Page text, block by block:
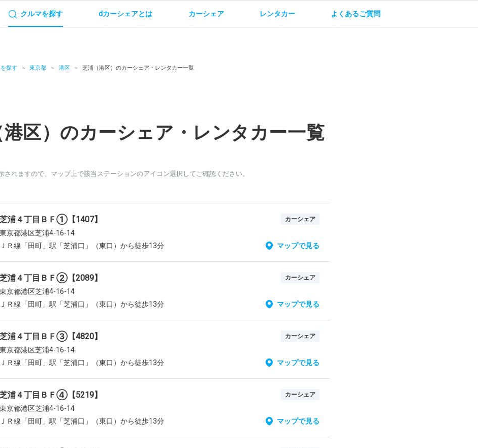
クルマを探す dカーシェアとは カーシェア レンタカー よくあるご質問
探す 東京都 港区 芝浦（港区）のカーシェア・レンタカー一覧
区）のカーシェア・レンタカー一覧
れますので、マップ上で該当ステーションのアイコン選択してご確認ください。
芝浦４丁目ＢＦ①【1407】 カーシェア
東京都港区芝浦4-16-14
ＪＲ線「田町」駅「芝浦口」（東口）から徒歩13分
マップで見る
芝浦４丁目ＢＦ②【2089】 カーシェア
東京都港区芝浦4-16-14
ＪＲ線「田町」駅「芝浦口」（東口）から徒歩13分
マップで見る
芝浦４丁目ＢＦ③【4820】 カーシェア
東京都港区芝浦4-16-14
ＪＲ線「田町」駅「芝浦口」（東口）から徒歩13分
マップで見る
芝浦４丁目ＢＦ④【5219】 カーシェア
東京都港区芝浦4-16-14
ＪＲ線「田町」駅「芝浦口」（東口）から徒歩13分
マップで見る
問・お問い合わせ